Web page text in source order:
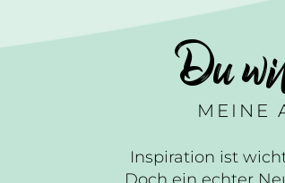
DuMEINE
Inspiration ist